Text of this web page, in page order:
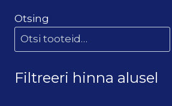
Otsing
Filtreeri hinna alusel